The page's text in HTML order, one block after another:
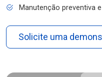
Manutenção preventiva
Solicite uma